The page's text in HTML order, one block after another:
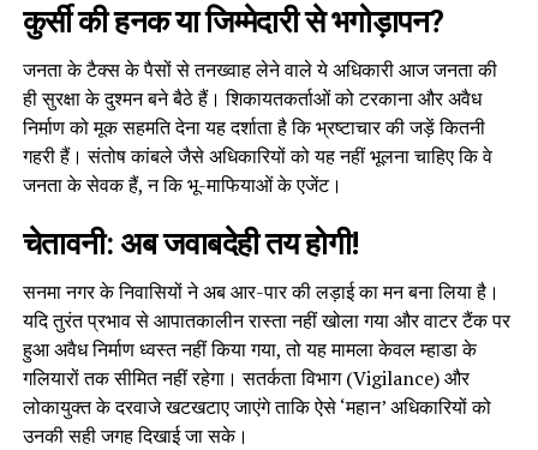
कुर्सी की हनक या जिम्मेदारी से भगोड़ापन?
जनता के टैक्स के पैसों से तनख्वाह लेने वाले ये अधिकारी आज जनता की
ही सुरक्षा के दुश्मन बने बैठे हैं। शिकायतकर्ताओं को टरकाना और अवैध
निर्माण को मूक सहमति देना यह दर्शाता है कि भ्रष्टाचार की जड़ें कितनी
गहरी हैं। संतोष कांबले जैसे अधिकारियों को यह नहीं भूलना चाहिए कि वे
जनता के सेवक हैं, न कि भू-माफियाओं के एजेंट।
चेतावनी: अब जवाबदेही तय होगी!
सनमा नगर के निवासियों ने अब आर-पार की लड़ाई का मन बना लिया है।
यदि तुरंत प्रभाव से आपातकालीन रास्ता नहीं खोला गया और वाटर टैंक पर
हुआ अवैध निर्माण ध्वस्त नहीं किया गया, तो यह मामला केवल म्हाडा के
गलियारों तक सीमित नहीं रहेगा। सतर्कता विभाग (Vigilance) और
लोकायुक्त के दरवाजे खटखटाए जाएंगे ताकि ऐसे ‘महान’ अधिकारियों को
उनकी सही जगह दिखाई जा सके।